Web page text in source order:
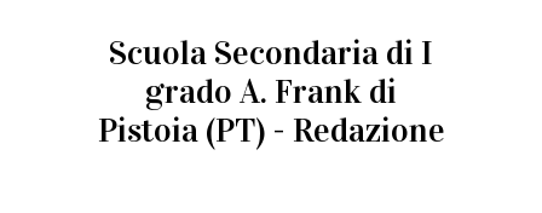
Scuola Secondaria di I
grado A. Frank di
Pistoia (PT) - Redazione